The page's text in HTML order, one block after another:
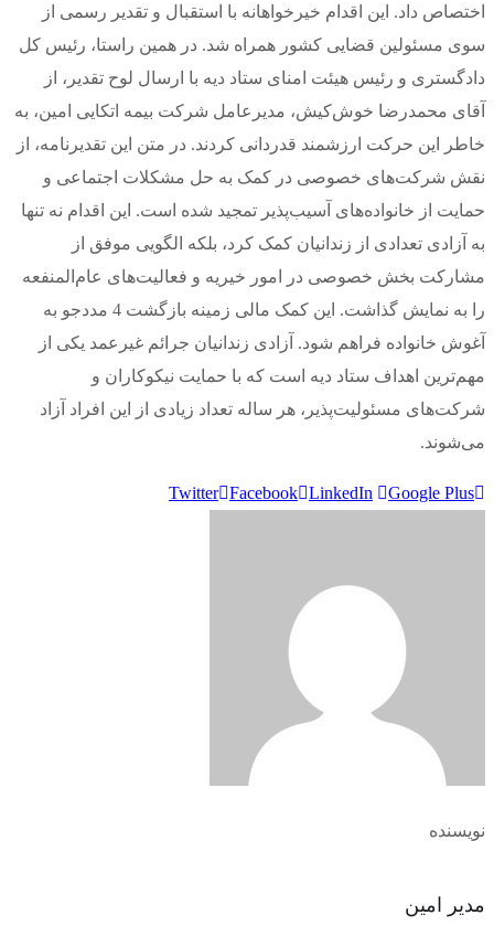
اختصاص داد. این اقدام خیرخواهانه با استقبال و تقدیر رسمی از
سوی مسئولین قضایی کشور همراه شد. در همین راستا، رئیس کل
دادگستری و رئیس هیئت امنای ستاد دیه با ارسال لوح تقدیر، از
آقای محمدرضا خوش‌کیش، مدیرعامل شرکت بیمه اتکایی امین، به
خاطر این حرکت ارزشمند قدردانی کردند. در متن این تقدیرنامه، از
نقش شرکت‌های خصوصی در کمک به حل مشکلات اجتماعی و
حمایت از خانواده‌های آسیب‌پذیر تمجید شده است. این اقدام نه تنها
به آزادی تعدادی از زندانیان کمک کرد، بلکه الگویی موفق از
مشارکت بخش خصوصی در امور خیریه و فعالیت‌های عام‌المنفعه
را به نمایش گذاشت. این کمک مالی زمینه بازگشت 4 مددجو به
آغوش خانواده فراهم شود. آزادی زندانیان جرائم غیرعمد یکی از
مهم‌ترین اهداف ستاد دیه است که با حمایت نیکوکاران و
شرکت‌های مسئولیت‌پذیر، هر ساله تعداد زیادی از این افراد آزاد
می‌شوند.
Twitter Facebook LinkedIn Google Plus
نویسنده
مدیر امین